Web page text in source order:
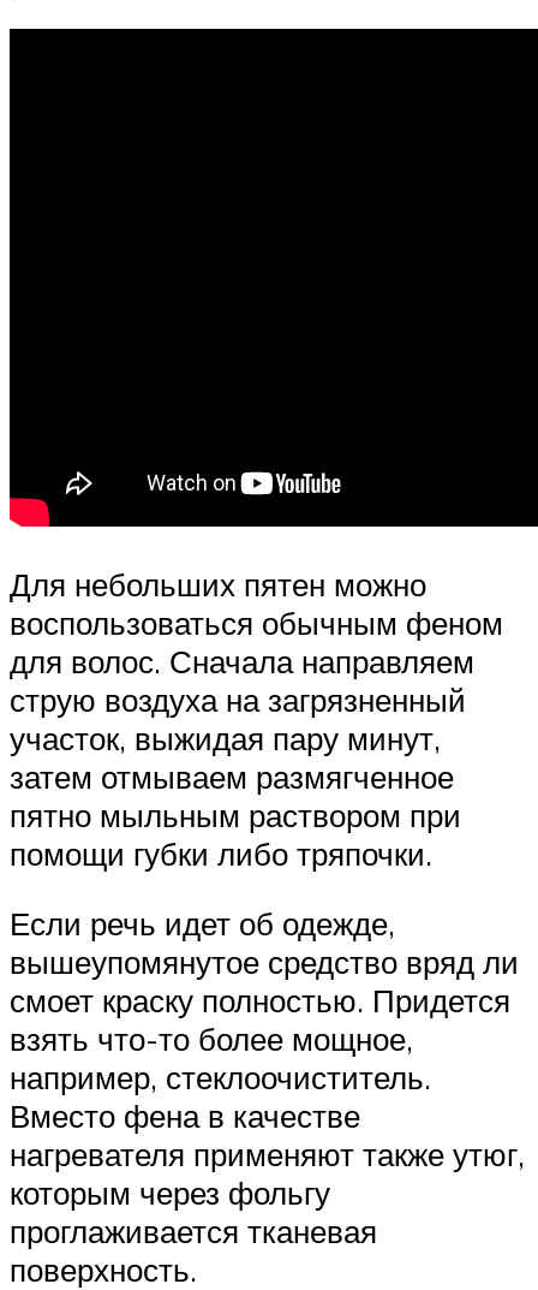
Для небольших пятен можно
воспользоваться обычным феном
для волос. Сначала направляем
струю воздуха на загрязненный
участок, выжидая пару минут,
затем отмываем размягченное
пятно мыльным раствором при
помощи губки либо тряпочки.
Если речь идет об одежде,
вышеупомянутое средство вряд ли
смоет краску полностью. Придется
взять что-то более мощное,
например, стеклоочиститель.
Вместо фена в качестве
нагревателя применяют также утюг,
которым через фольгу
проглаживается тканевая
поверхность.